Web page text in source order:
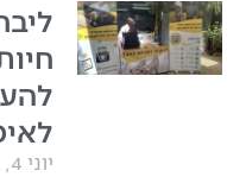
יוני 4, 2024